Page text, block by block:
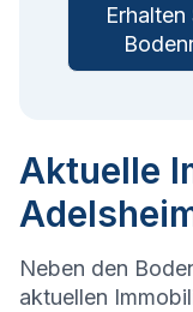
Aktuelle
Neben den
aktuellen